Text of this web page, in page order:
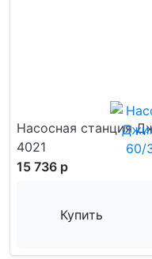
Насосная станция
4021
15 736 р
Купить